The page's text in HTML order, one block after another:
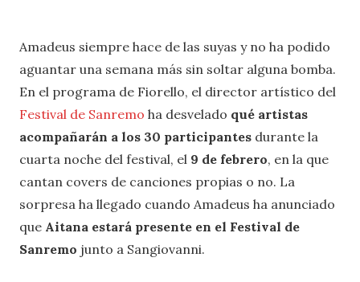
Amadeus siempre hace de las suyas y no ha podido
aguantar una semana más sin soltar alguna bomba.
En el programa de Fiorello, el director artístico del
Festival de Sanremo ha desvelado qué artistas
acompañarán a los 30 participantes durante la
cuarta noche del festival, el 9 de febrero, en la que
cantan covers de canciones propias o no. La
sorpresa ha llegado cuando Amadeus ha anunciado
que Aitana estará presente en el Festival de
Sanremo junto a Sangiovanni.